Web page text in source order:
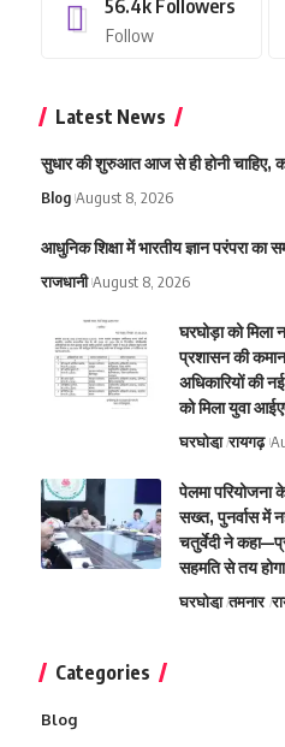
56.4k Followers
Follow
Latest News
सुधार की शुरुआत आज से ही होनी चाहिए,
Blog August 8, 2026
आधुनिक शिक्षा में भारतीय ज्ञान परंपरा का
राजधानी August 8, 2026
घरघोड़ा को मिला
प्रशासन की
अधिकारियों की
को मिला युवा
घरघोडा़ रायगढ़
पेलमा परियोजना
सख्त, पुनर्वास में
चतुर्वेदी ने
सहमति से तय
घरघोडा़ तमनार
Categories
Blog